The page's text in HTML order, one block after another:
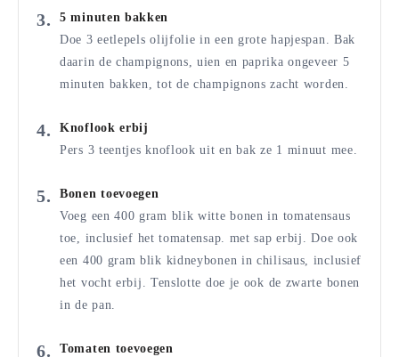
5 minuten bakken
Doe 3 eetlepels olijfolie in een grote hapjespan. Bak
daarin de champignons, uien en paprika ongeveer 5
minuten bakken, tot de champignons zacht worden.
Knoflook erbij
Pers 3 teentjes knoflook uit en bak ze 1 minuut mee.
Bonen toevoegen
Voeg een 400 gram blik witte bonen in tomatensaus
toe, inclusief het tomatensap. met sap erbij. Doe ook
een 400 gram blik kidneybonen in chilisaus, inclusief
het vocht erbij. Tenslotte doe je ook de zwarte bonen
in de pan.
Tomaten toevoegen